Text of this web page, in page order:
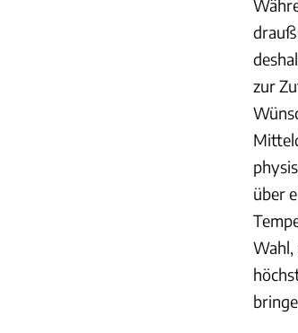
zur
über
Wahl,